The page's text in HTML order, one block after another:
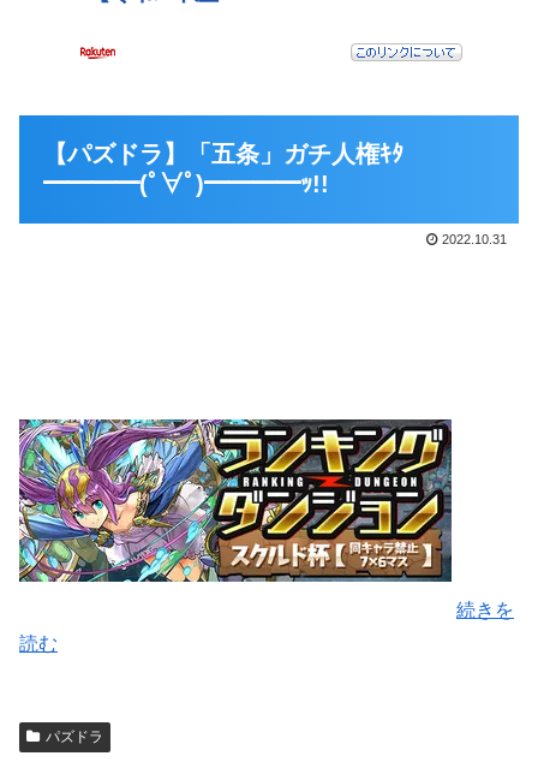
【パズドラ】「五条」ガチ人権ｷﾀ
━━━━(ﾟ∀ﾟ)━━━━ｯ!!
2022.10.31
続きを
読む
パズドラ